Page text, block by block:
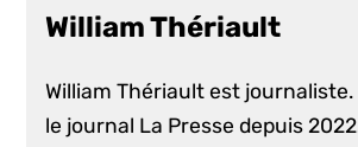
William Thériault
William Thériault est
le journal La Presse depuis